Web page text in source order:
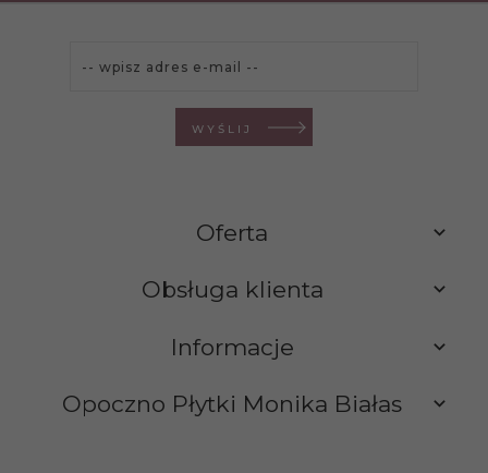
WYŚLIJ
Oferta
Obsługa klienta
Informacje
Opoczno Płytki Monika Białas